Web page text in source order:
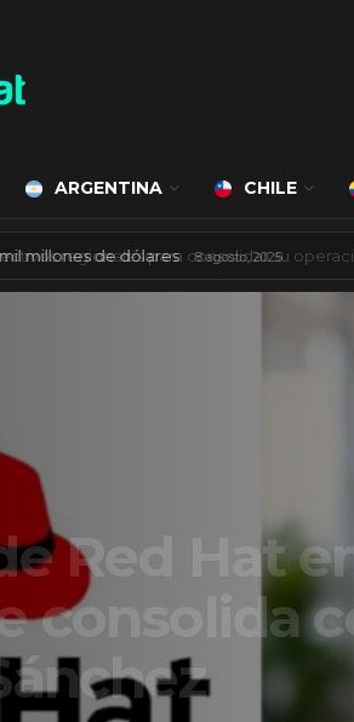
ARGENTINA CHILE
un valor de 450 mil millones de dólares
Hat en
con